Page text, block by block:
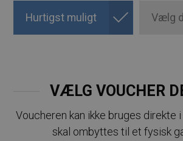
Hurtigst muligt Vælg
VÆLG VOUCHER
Voucheren kan ikke bruges direkte
skal ombyttes til et fysisk